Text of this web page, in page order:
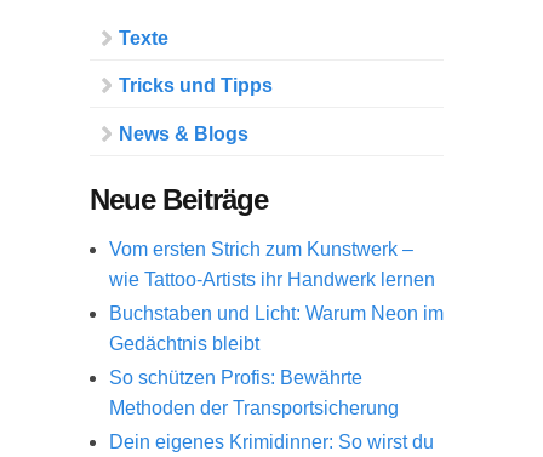
Texte
Tricks und Tipps
News & Blogs
Neue Beiträge
Vom ersten Strich zum Kunstwerk –
wie Tattoo-Artists ihr Handwerk lernen
Buchstaben und Licht: Warum Neon im
Gedächtnis bleibt
So schützen Profis: Bewährte
Methoden der Transportsicherung
Dein eigenes Krimidinner: So wirst du